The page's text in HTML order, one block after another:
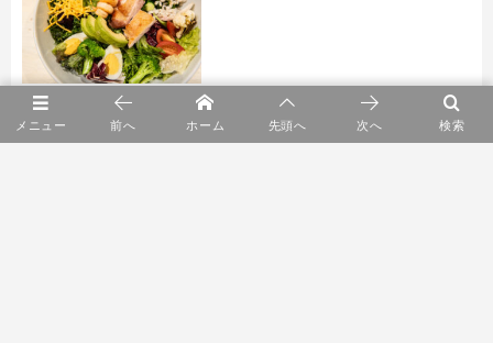
entwa POP UP SHOP
メニュー 検索
前へ ホーム 先頭へ 次へ